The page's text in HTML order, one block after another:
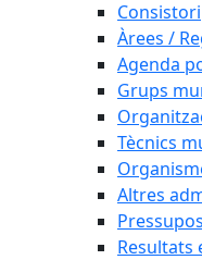
Consistori
Àrees /
Agenda
Grups
Tècnics
Altres
Resultats